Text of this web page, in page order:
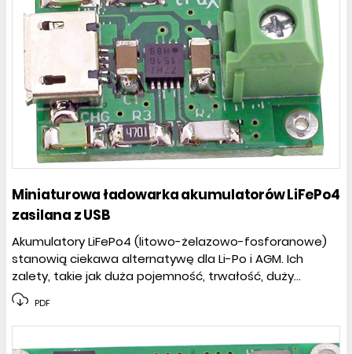
Miniaturowa ładowarka akumulatorów LiFePo4
zasilana z USB
Akumulatory LiFePo4 (litowo-żelazowo-fosforanowe)
stanowią ciekawa alternatywę dla Li-Po i AGM. Ich
zalety, takie jak duża pojemność, trwałość, duży...
PDF